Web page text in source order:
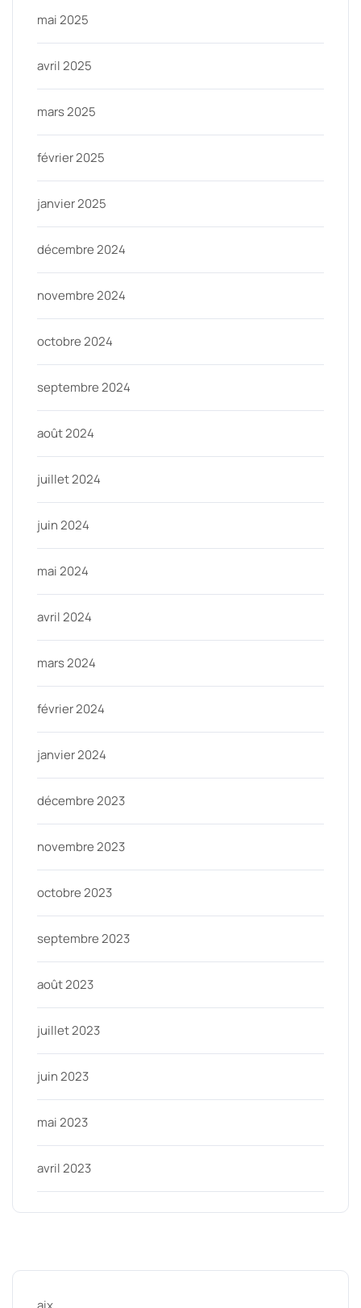
mai 2025
avril 2025
mars 2025
février 2025
janvier 2025
décembre 2024
novembre 2024
octobre 2024
septembre 2024
août 2024
juillet 2024
juin 2024
mai 2024
avril 2024
mars 2024
février 2024
janvier 2024
décembre 2023
novembre 2023
octobre 2023
septembre 2023
août 2023
juillet 2023
juin 2023
mai 2023
avril 2023